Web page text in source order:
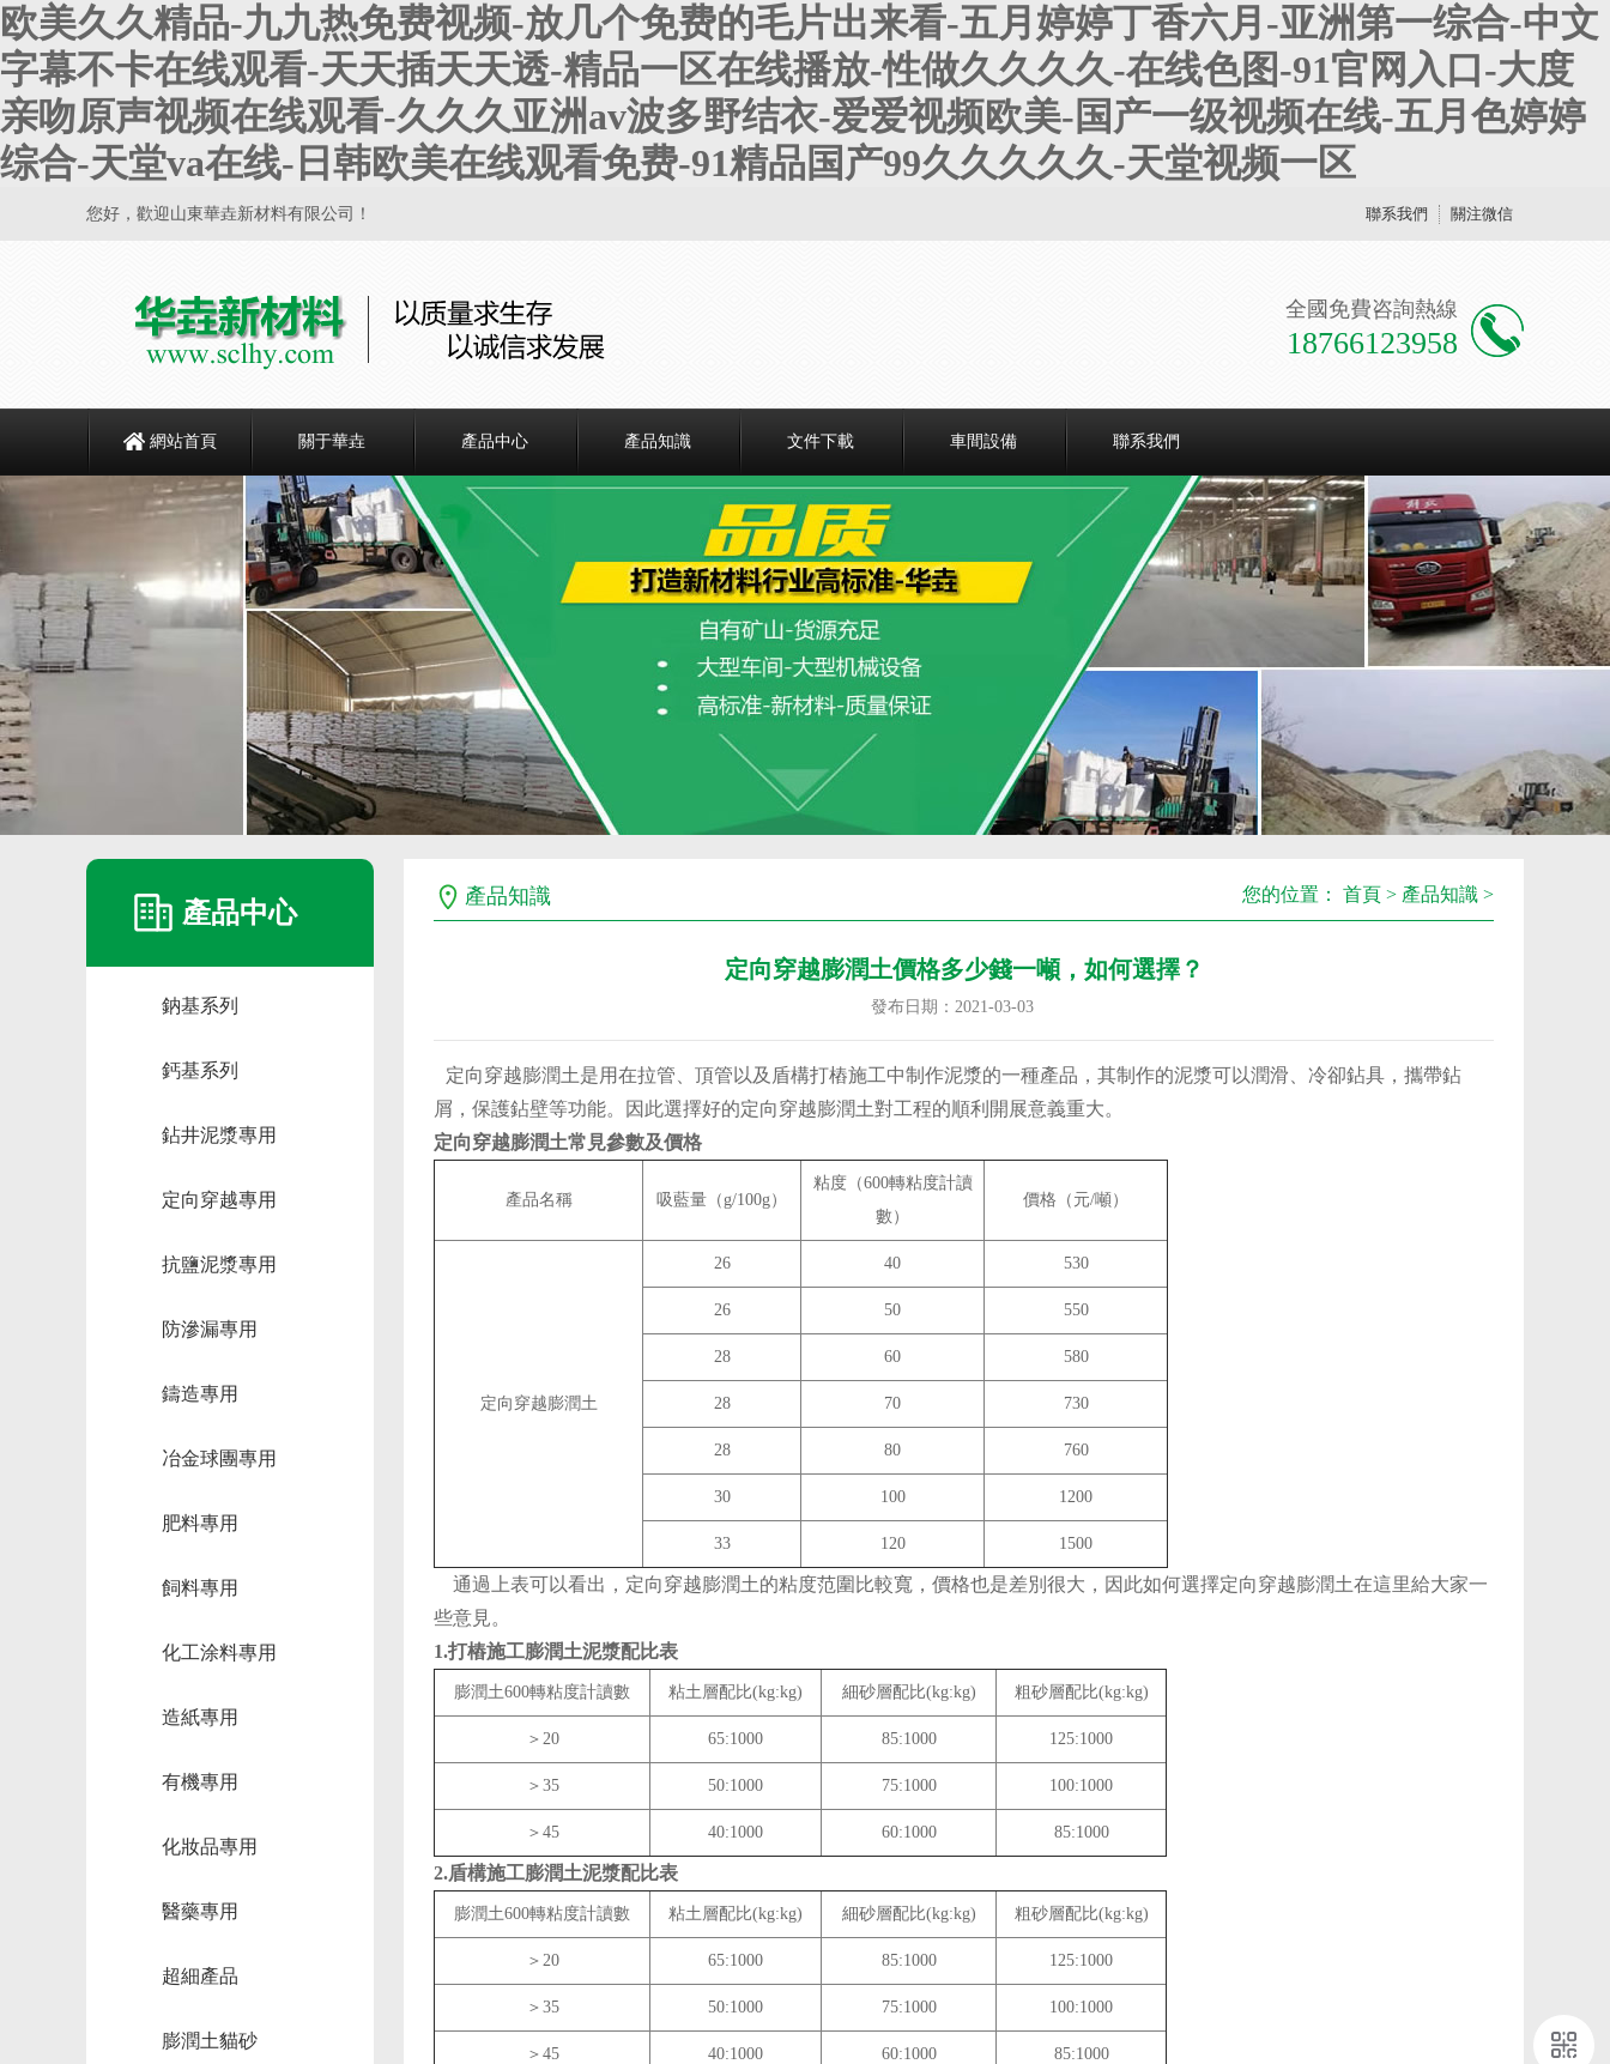
欧美久久精品-九九热免费视频-放几个免费的毛片出来看-五月婷婷丁香六月-亚洲第一综合-中文
字幕不卡在线观看-天天插天天透-精品一区在线播放-性做久久久久-在线色图-91官网入口-大度
亲吻原声视频在线观看-久久久亚洲av波多野结衣-爱爱视频欧美-国产一级视频在线-五月色婷婷
综合-天堂va在线-日韩欧美在线观看免费-91精品国产99久久久久久-天堂视频一区
您好，歡迎山東華垚新材料有限公司！ 聯系我們 關注微信
全國免費咨詢熱線
18766123958
網站首頁 關于華垚 產品中心 產品知識 文件下載 車間設備 聯系我們
產品中心
鈉基系列
鈣基系列
鉆井泥漿專用
定向穿越專用
抗鹽泥漿專用
防滲漏專用
鑄造專用
冶金球團專用
肥料專用
飼料專用
化工涂料專用
造紙專用
有機專用
化妝品專用
醫藥專用
超細產品
膨潤土貓砂
產品知識 您的位置： 首頁 > 產品知識 >
定向穿越膨潤土價格多少錢一噸，如何選擇？
發布日期：2021-03-03
定向穿越膨潤土是用在拉管、頂管以及盾構打樁施工中制作泥漿的一種產品，其制作的泥漿可以潤滑、冷卻鉆具，攜帶鉆
屑，保護鉆壁等功能。因此選擇好的定向穿越膨潤土對工程的順利開展意義重大。
定向穿越膨潤土常見參數及價格
產品名稱 吸藍量（g/100g）
粘度（600轉粘度計讀
數）
價格（元/噸）
定向穿越膨潤土
26 40 530
26 50 550
28 60 580
28 70 730
28 80 760
30 100 1200
33 120 1500
通過上表可以看出，定向穿越膨潤土的粘度范圍比較寬，價格也是差別很大，因此如何選擇定向穿越膨潤土在這里給大家一
些意見。
1.打樁施工膨潤土泥漿配比表
膨潤土600轉粘度計讀數 粘土層配比(kg:kg) 細砂層配比(kg:kg) 粗砂層配比(kg:kg)
＞20 65:1000 85:1000 125:1000
＞35 50:1000 75:1000 100:1000
＞45 40:1000 60:1000 85:1000
2.盾構施工膨潤土泥漿配比表
膨潤土600轉粘度計讀數 粘土層配比(kg:kg) 細砂層配比(kg:kg) 粗砂層配比(kg:kg)
＞20 65:1000 85:1000 125:1000
＞35 50:1000 75:1000 100:1000
＞45 40:1000 60:1000 85:1000